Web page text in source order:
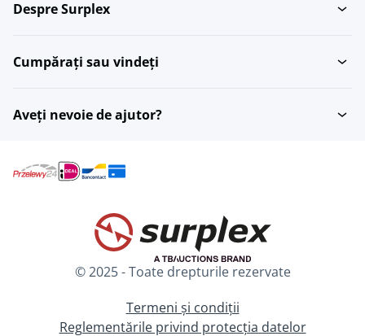
Placi aglomerate
Placi de acoperire Cires
Despre Surplex
Cumpărați sau vindeți
Aveți nevoie de ajutor?
© 2025 - Toate drepturile rezervate
Termeni și condiții
Reglementările privind protecția datelor